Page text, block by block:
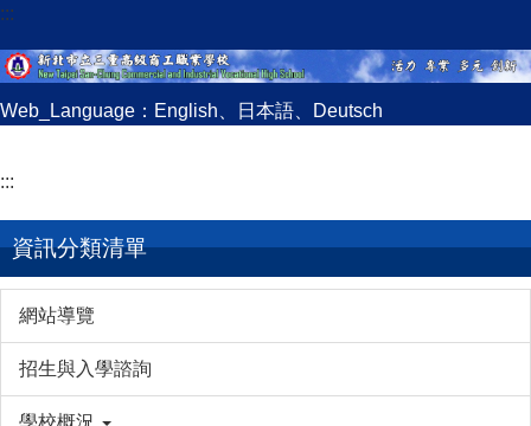
跳
到
主
要
內
區
:::
Web_Language： English 日本語 Deutsch
:::
資訊分類清單
網站導覽
招生與入學諮詢
學校概況